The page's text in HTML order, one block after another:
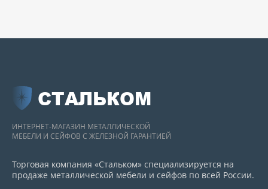
СТАЛЬКОМ
ИНТЕРНЕТ-МАГАЗИН МЕТАЛЛИЧЕСКОЙ
МЕБЕЛИ И СЕЙФОВ С ЖЕЛЕЗНОЙ ГАРАНТИЕЙ
Торговая компания «Стальком» специализируется на
продаже металлической мебели и сейфов по всей России.